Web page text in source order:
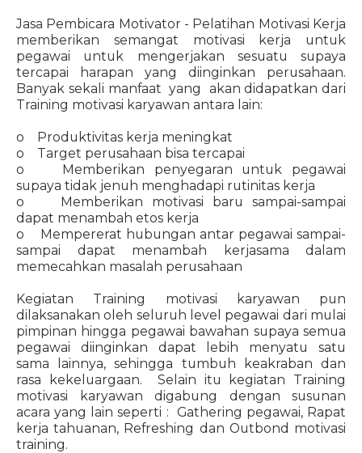
Jasa Pembicara Motivator - Pelatihan Motivasi Kerja
memberikan semangat motivasi kerja untuk
pegawai untuk mengerjakan sesuatu supaya
tercapai harapan yang diinginkan perusahaan.
Banyak sekali manfaat yang akan didapatkan dari
Training motivasi karyawan antara lain:
o Produktivitas kerja meningkat
o Target perusahaan bisa tercapai
o Memberikan penyegaran untuk pegawai
supaya tidak jenuh menghadapi rutinitas kerja
o Memberikan motivasi baru sampai-sampai
dapat menambah etos kerja
o Mempererat hubungan antar pegawai sampai-
sampai dapat menambah kerjasama dalam
memecahkan masalah perusahaan
Kegiatan Training motivasi karyawan pun
dilaksanakan oleh seluruh level pegawai dari mulai
pimpinan hingga pegawai bawahan supaya semua
pegawai diinginkan dapat lebih menyatu satu
sama lainnya, sehingga tumbuh keakraban dan
rasa kekeluargaan. Selain itu kegiatan Training
motivasi karyawan digabung dengan susunan
acara yang lain seperti : Gathering pegawai, Rapat
kerja tahuanan, Refreshing dan Outbond motivasi
training.